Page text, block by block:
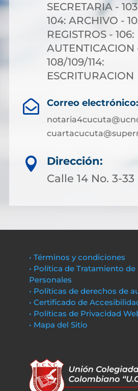
SECRETARIA -
104: ARCHIVO -
REGISTROS - 106:
AUTENTICACION
108/109/114:
ESCRITURACION
 Correo electrónico:

Dirección:
Calle 14 No. 3-33
• Términos y condiciones
• Política de Tratamiento de
Personales
• Políticas de derechos de
• Certificado de
• Políticas de Privacidad
• Mapa del Sitio